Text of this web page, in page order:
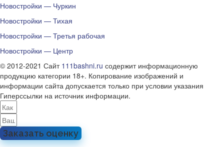
Новостройки — Чуркин
Новостройки — Тихая
Новостройки — Третья рабочая
Новостройки — Центр
© 2012-2021 Сайт 111bashni.ru содержит информационную
продукцию категории 18+. Копирование изображений и
информации сайта допускается только при условии указания
Гиперссылки на источник информации.
Заказать оценку